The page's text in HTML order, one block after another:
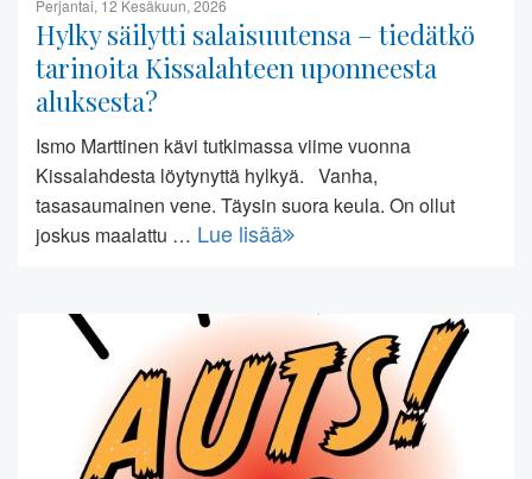
Perjantai, 12 Kesäkuun, 2026
Hylky säilytti salaisuutensa – tiedätkö
tarinoita Kissalahteen uponneesta
aluksesta?
Ismo Marttinen kävi tutkimassa viime vuonna
Kissalahdesta löytynyttä hylkyä. Vanha,
tasasaumainen vene. Täysin suora keula. On ollut
joskus maalattu … Lue lisää